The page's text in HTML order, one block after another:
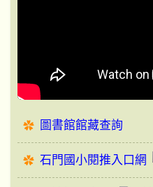
圖書館館藏查詢
石門國小閱推入口網